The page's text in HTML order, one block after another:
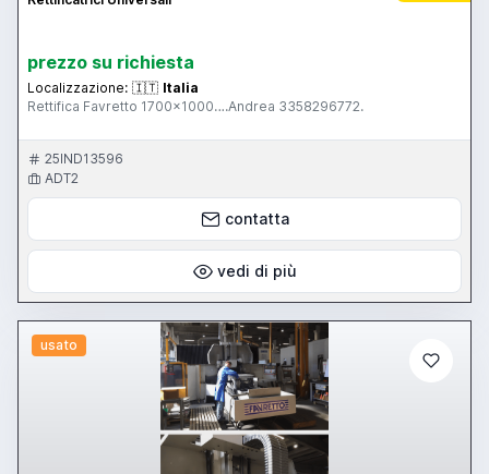
prezzo su richiesta
Localizzazione: 🇮🇹 Italia
Rettifica Favretto 1700x1000….Andrea 3358296772.
25IND13596
ADT2
contatta
vedi di più
usato